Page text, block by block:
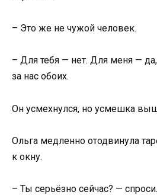
– Это же не чужой человек.
– Для тебя — нет. Для меня —
за нас обоих.
Он усмехнулся, но усмешка
Ольга медленно отодвинула
к окну.
– Ты серьёзно сейчас? —